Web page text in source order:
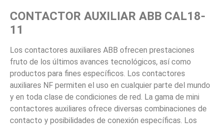
CONTACTOR AUXILIAR ABB CAL18-
11
Los contactores auxiliares ABB ofrecen prestaciones
fruto de los últimos avances tecnológicos, así como
productos para fines específicos. Los contactores
auxiliares NF permiten el uso en cualquier parte del mundo
y en toda clase de condiciones de red. La gama de mini
contactores auxiliares ofrece diversas combinaciones de
contacto y posibilidades de conexión específicas. Los